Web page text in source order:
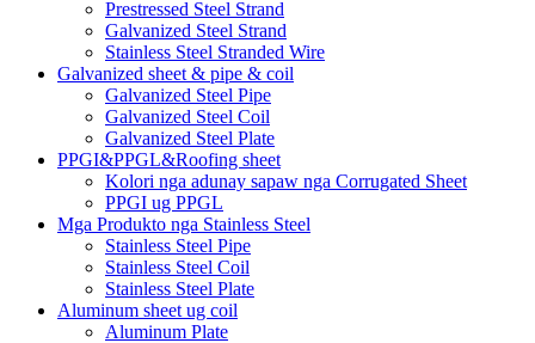
Prestressed Steel Strand
Galvanized Steel Strand
Stainless Steel Stranded Wire
Galvanized sheet & pipe & coil
Galvanized Steel Pipe
Galvanized Steel Coil
Galvanized Steel Plate
PPGI&PPGL&Roofing sheet
Kolori nga adunay sapaw nga Corrugated Sheet
PPGI ug PPGL
Mga Produkto nga Stainless Steel
Stainless Steel Pipe
Stainless Steel Coil
Stainless Steel Plate
Aluminum sheet ug coil
Aluminum Plate